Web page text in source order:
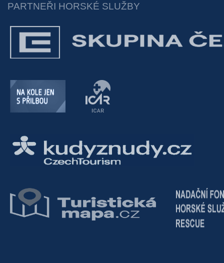
PARTNEŘI HORSKÉ SLUŽBY